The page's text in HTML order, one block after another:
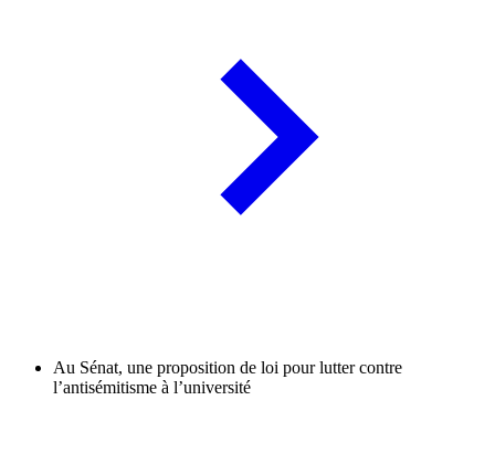
Au Sénat, une proposition de loi pour lutter contre
l’antisémitisme à l’université